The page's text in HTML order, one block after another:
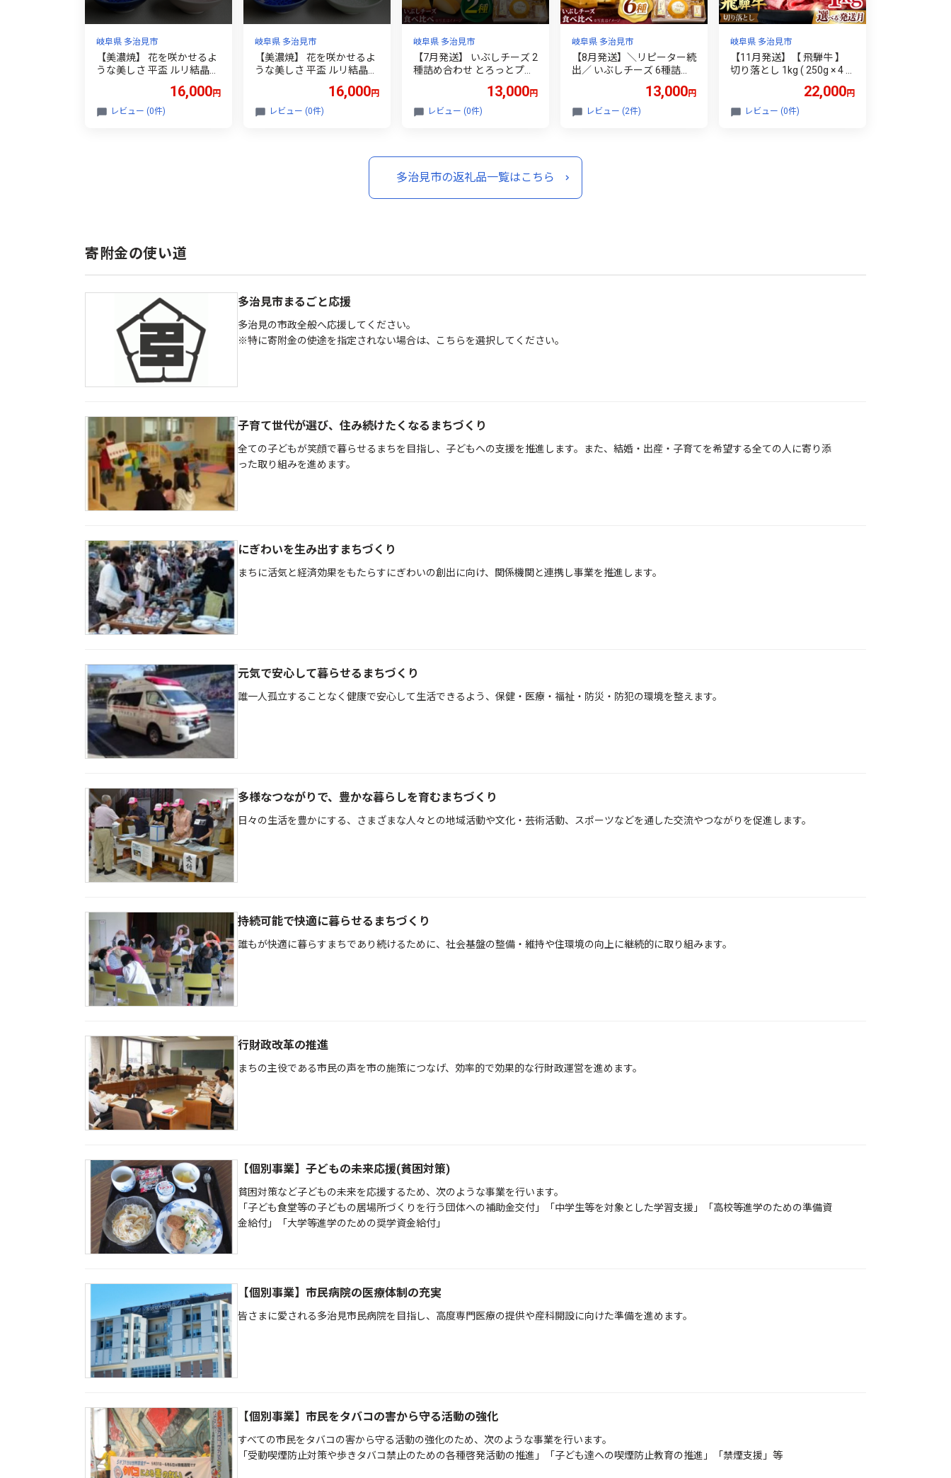
岐阜県 多治見市
【美濃焼】 花を咲かせるよ
うな美しさ 平盃 ルリ結晶・
さくら 2点セット 多治見市
/ カネヨ / 壽泉窯 [TBO013]
16,000円
レビュー (0件)
岐阜県 多治見市
【美濃焼】 花を咲かせるよ
うな美しさ 平盃 ルリ結晶・
緑雪華 2点セット 多治見市
/ カネヨ / 壽泉窯 [TBO014]
16,000円
レビュー (0件)
岐阜県 多治見市
【7月発送】 いぶしチーズ 2
種詰め合わせ とろっとプレ
ーン × 12時間スモーク 【い
ぶし香房】 燻製 スモーク
セット [TAE002]
13,000円
レビュー (0件)
岐阜県 多治見市
【8月発送】＼リピーター続
出／ いぶしチーズ 6種詰め
合わせ 燻製 おつまみ お取
り寄せ 多治見市/いぶし香
房 [TAE001]
13,000円
レビュー (2件)
岐阜県 多治見市
【11月発送】【 飛騨牛 】
切り落とし 1kg ( 250g × 4 )
牛肉 国産 ブランド牛 和牛
多治見市 / 肉のひぐち [TDC
013-11]
22,000円
レビュー (0件)
多治見市の返礼品一覧はこちら
寄附金の使い道
多治見市まるごと応援
多治見の市政全般へ応援してください。
※特に寄附金の使途を指定されない場合は、こちらを選択してください。
子育て世代が選び、住み続けたくなるまちづくり
全ての子どもが笑顔で暮らせるまちを目指し、子どもへの支援を推進します。また、結婚・出産・子育てを希望する全ての人に寄り添
った取り組みを進めます。
にぎわいを生み出すまちづくり
まちに活気と経済効果をもたらすにぎわいの創出に向け、関係機関と連携し事業を推進します。
元気で安心して暮らせるまちづくり
誰一人孤立することなく健康で安心して生活できるよう、保健・医療・福祉・防災・防犯の環境を整えます。
多様なつながりで、豊かな暮らしを育むまちづくり
日々の生活を豊かにする、さまざまな人々との地域活動や文化・芸術活動、スポーツなどを通した交流やつながりを促進します。
持続可能で快適に暮らせるまちづくり
誰もが快適に暮らすまちであり続けるために、社会基盤の整備・維持や住環境の向上に継続的に取り組みます。
行財政改革の推進
まちの主役である市民の声を市の施策につなげ、効率的で効果的な行財政運営を進めます。
【個別事業】子どもの未来応援(貧困対策)
貧困対策など子どもの未来を応援するため、次のような事業を行います。
「子ども食堂等の子どもの居場所づくりを行う団体への補助金交付」「中学生等を対象とした学習支援」「高校等進学のための準備資
金給付」「大学等進学のための奨学資金給付」
【個別事業】市民病院の医療体制の充実
皆さまに愛される多治見市民病院を目指し、高度専門医療の提供や産科開設に向けた準備を進めます。
【個別事業】市民をタバコの害から守る活動の強化
すべての市民をタバコの害から守る活動の強化のため、次のような事業を行います。
「受動喫煙防止対策や歩きタバコ禁止のための各種啓発活動の推進」「子ども達への喫煙防止教育の推進」「禁煙支援」等